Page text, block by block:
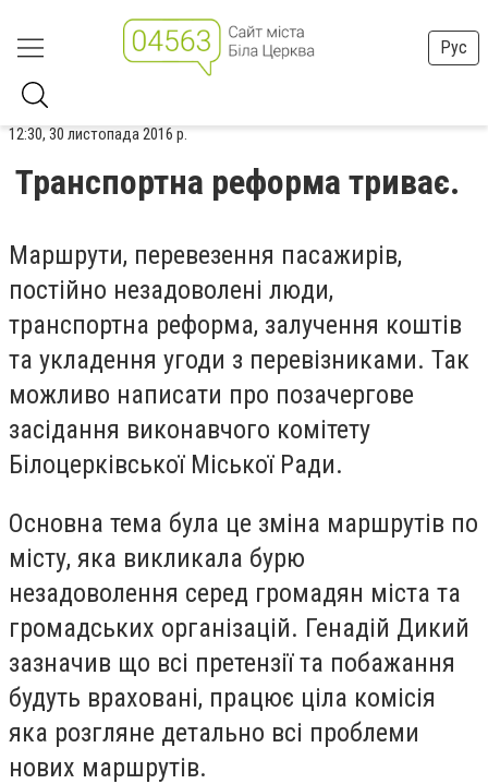
Рус
12:30, 30 листопада 2016 р.
Транспортна реформа триває.
Маршрути, перевезення пасажирів,
постійно незадоволені люди,
транспортна реформа, залучення коштів
та укладення угоди з перевізниками. Так
можливо написати про позачергове
засідання виконавчого комітету
Білоцерківської Міської Ради.
Основна тема була це зміна маршрутів по
місту, яка викликала бурю
незадоволення серед громадян міста та
громадських організацій. Генадій Дикий
зазначив що всі претензії та побажання
будуть враховані, працює ціла комісія
яка розгляне детально всі проблеми
нових маршрутів.